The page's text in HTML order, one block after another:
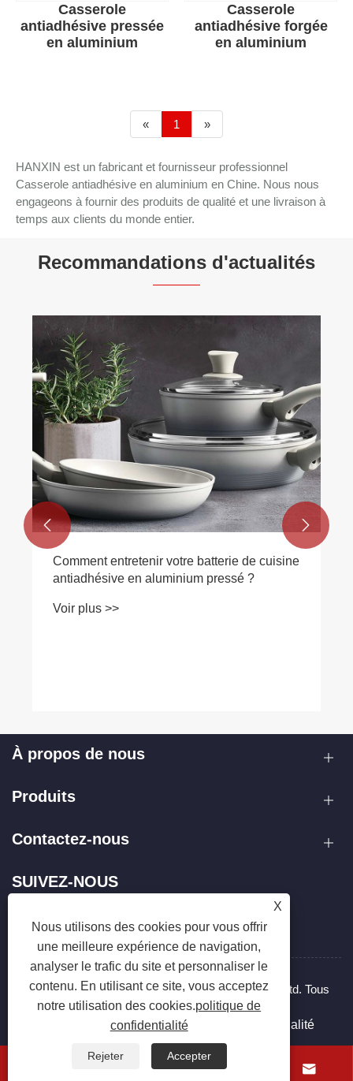
Casserole
antiadhésive pressée
en aluminium
Casserole
antiadhésive forgée
en aluminium
« 1 »
HANXIN est un fabricant et fournisseur professionnel
Casserole antiadhésive en aluminium en Chine. Nous nous
engageons à fournir des produits de qualité et une livraison à
temps aux clients du monde entier.
Recommandations d'actualités
Quel matériau est bon pour les poêles
antiadhésives ?
Voir plus >>
 
À propos de nous
Produits
Contactez-nous
SUIVEZ-NOUS
Copyright © 2025 Zhejiang Hanxin Cookware Co., Ltd. Tous
droits réservés.
SitemapRSSXMLpolitique de confidentialité
 
X
Nous utilisons des cookies pour vous offrir
une meilleure expérience de navigation,
analyser le trafic du site et personnaliser le
contenu. En utilisant ce site, vous acceptez
notre utilisation des cookies.politique de
confidentialité
Rejeter Accepter